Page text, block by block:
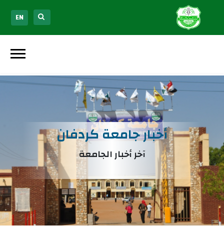
EN
أخبار جامعة كردفان
آخر أخبار الجامعة